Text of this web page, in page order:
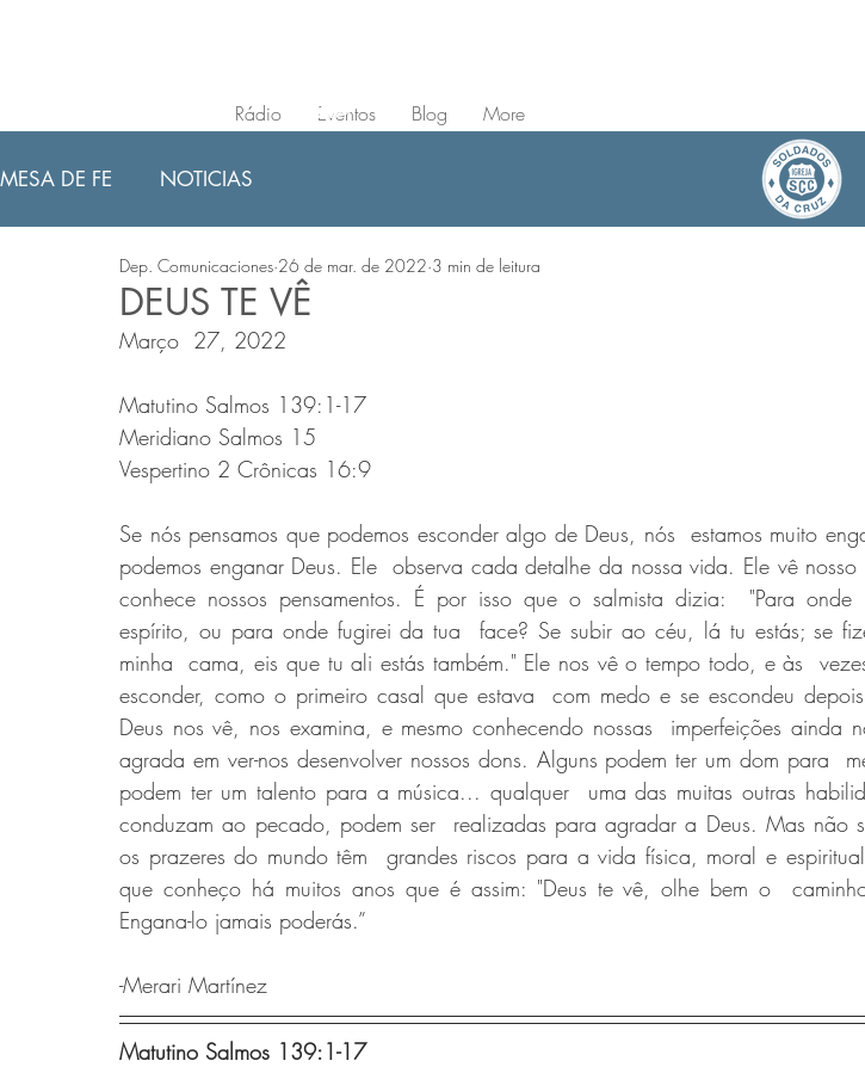
MESA DE FE NOTICIAS
DEUS TE VÊ
Dep. Comunicaciones 26 de mar. de 2022 3 min de leitura
Março  27, 2022
Matutino Salmos 139:1-17
Meridiano Salmos 15
Vespertino 2 Crônicas 16:9
Se nós pensamos que podemos esconder algo de Deus, nós  estamos muito
podemos enganar Deus. Ele  observa cada detalhe da nossa vida. Ele vê
conhece nossos pensamentos. É por isso que o salmista dizia:  "Para
espírito, ou para onde fugirei da tua  face? Se subir ao céu, lá tu estás; se
minha  cama, eis que tu ali estás também." Ele nos vê o tempo todo, e às
esconder, como o primeiro casal que estava  com medo e se escondeu
Deus nos vê, nos examina, e mesmo conhecendo nossas  imperfeições ainda
agrada em ver-nos desenvolver nossos dons. Alguns podem ter um dom para
podem ter um talento para a música... qualquer  uma das muitas outras
conduzam ao pecado, podem ser  realizadas para agradar a Deus. Mas não
os prazeres do mundo têm  grandes riscos para a vida física, moral e
que conheço há muitos anos que é assim: "Deus te vê, olhe bem o
Engana-lo jamais poderás.”
-Merari Martínez
Matutino Salmos 139:1-17
Rádio Eventos Blog More